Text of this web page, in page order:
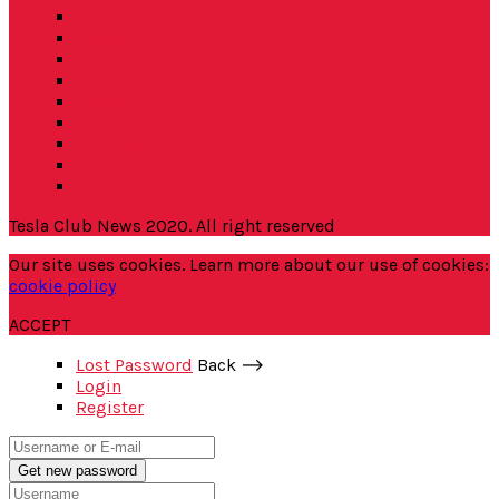
Tesla Club News 2020. All right reserved
Our site uses cookies. Learn more about our use of cookies:
cookie policy
ACCEPT
Lost Password Back ⟶
Login
Register
Get new password